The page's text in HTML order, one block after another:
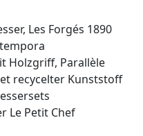
Les Forgés 1890
Holzgriff, Parallèle
recycelter Kunststoff
Le Petit Chef